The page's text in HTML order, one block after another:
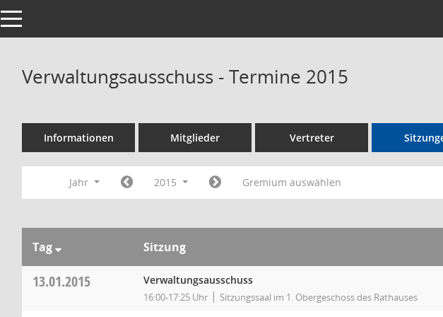
Toggle navigation
Verwaltungsausschuss - Termine 2015
Informationen Mitglieder Vertreter
Jahr 2015 Gremium auswählen
Tag Sitzung
13.01.2015 Verwaltungsausschuss
16:00-17:25 Uhr Sitzungssaal im 1. Obergeschoss des Rathauses